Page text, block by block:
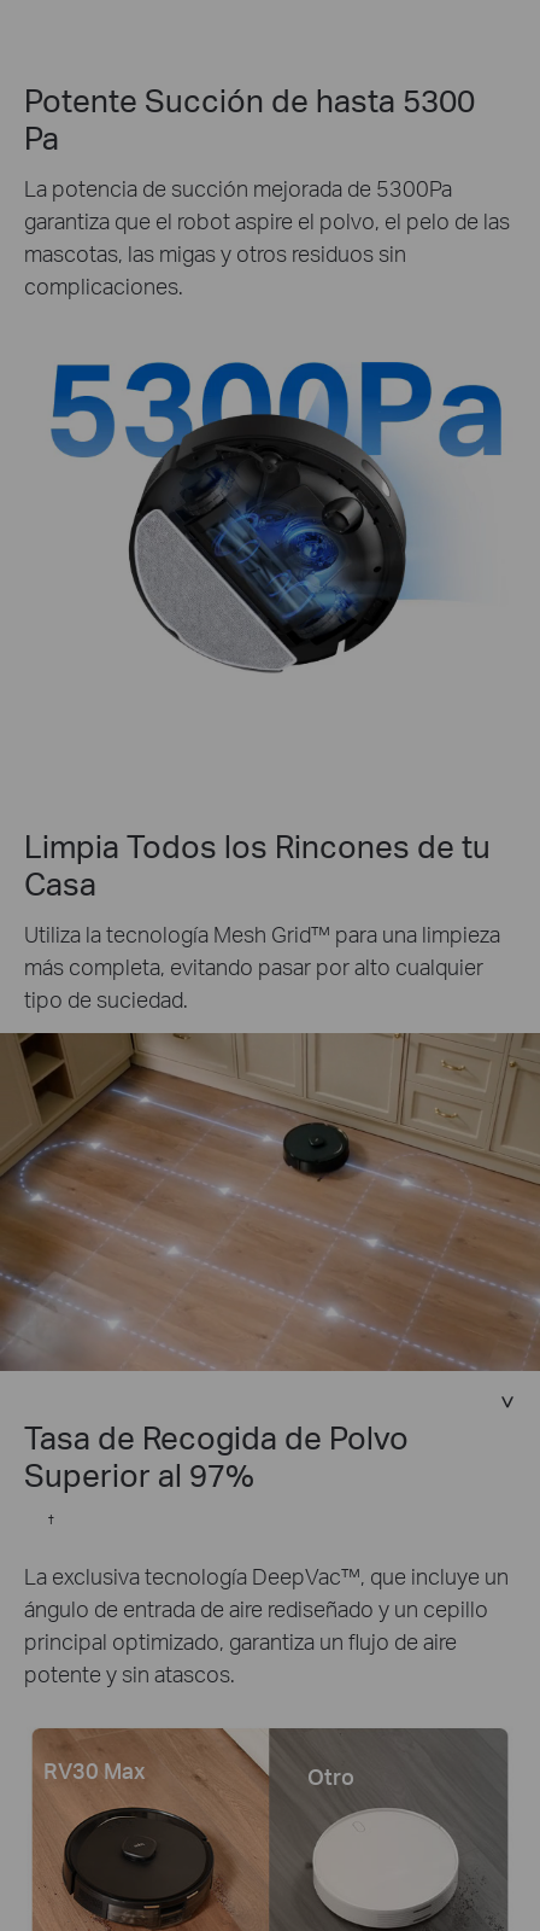
Potente Succión de hasta 5300
Pa
La potencia de succión mejorada de 5300Pa
garantiza que el robot aspire el polvo, el pelo de las
mascotas, las migas y otros residuos sin
complicaciones.
Limpia Todos los Rincones de tu
Casa
Utiliza la tecnología Mesh Grid™ para una limpieza
más completa, evitando pasar por alto cualquier
tipo de suciedad.
Tasa de Recogida de Polvo
Superior al 97%
†
La exclusiva tecnología DeepVac™, que incluye un
ángulo de entrada de aire rediseñado y un cepillo
principal optimizado, garantiza un flujo de aire
potente y sin atascos.
RV30 Max Otro